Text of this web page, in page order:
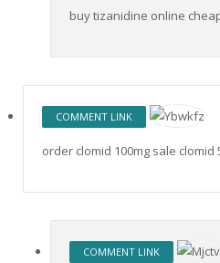
buy tizanidine online
COMMENT LINK
order clomid 100mg sale
COMMENT LINK